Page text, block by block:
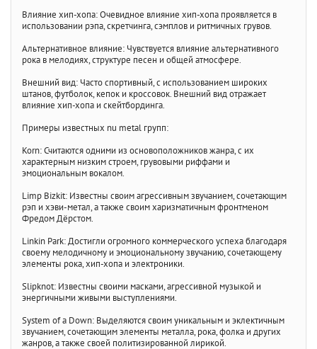
Влияние хип-хопа: Очевидное влияние хип-хопа проявляется в
использовании рэпа, скретчинга, сэмплов и ритмичных грувов.
Альтернативное влияние: Чувствуется влияние альтернативного
рока в мелодиях, структуре песен и общей атмосфере.
Внешний вид: Часто спортивный, с использованием широких
штанов, футболок, кепок и кроссовок. Внешний вид отражает
влияние хип-хопа и скейтбординга.
Примеры известных nu metal групп:
Korn: Считаются одними из основоположников жанра, с их
характерным низким строем, грувовыми риффами и
эмоциональным вокалом.
Limp Bizkit: Известны своим агрессивным звучанием, сочетающим
рэп и хэви-метал, а также своим харизматичным фронтменом
Фредом Дёрстом.
Linkin Park: Достигли огромного коммерческого успеха благодаря
своему мелодичному и эмоциональному звучанию, сочетающему
элементы рока, хип-хопа и электроники.
Slipknot: Известны своими масками, агрессивной музыкой и
энергичными живыми выступлениями.
System of a Down: Выделяются своим уникальным и эклектичным
звучанием, сочетающим элементы металла, рока, фолка и других
жанров, а также своей политизированной лирикой.